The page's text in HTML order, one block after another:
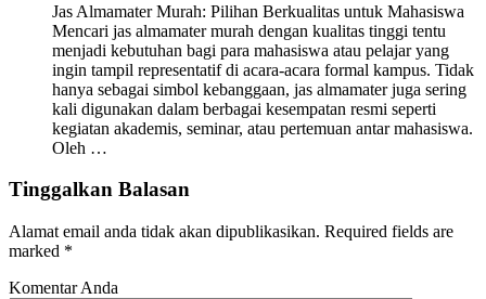
Jas Almamater Murah: Pilihan Berkualitas untuk Mahasiswa
Mencari jas almamater murah dengan kualitas tinggi tentu
menjadi kebutuhan bagi para mahasiswa atau pelajar yang
ingin tampil representatif di acara-acara formal kampus. Tidak
hanya sebagai simbol kebanggaan, jas almamater juga sering
kali digunakan dalam berbagai kesempatan resmi seperti
kegiatan akademis, seminar, atau pertemuan antar mahasiswa.
Oleh …
Tinggalkan Balasan
Alamat email anda tidak akan dipublikasikan. Required fields are
marked *
Komentar Anda